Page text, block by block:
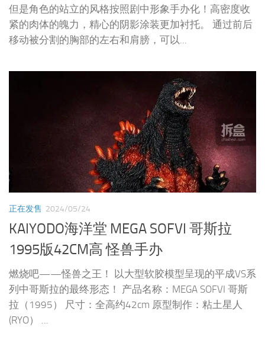
但是角色的站立的风格按照剧中形象手办化！高密度收
紧的肉体的魄力，精心的阴影涂装更加衬托。 通过前后
移动被分割的胸部的左右和肩膀，可以...
正在发售 2024/05/24
KAIYODO海洋堂 MEGA SOFVI 哥斯拉
1995版42CM高 怪兽手办
燃烧吧——怪兽之王！ 以大型软胶模型呈现的平成VS系
列中哥斯拉的最终形态！ 产品名称：MEGA SOFVI 哥斯
拉（1995） 尺寸：全高约42cm 原型制作：粘土星人
(RYO） ...